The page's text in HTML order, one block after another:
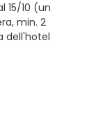
15/10 (un
min. 2
dell'hotel